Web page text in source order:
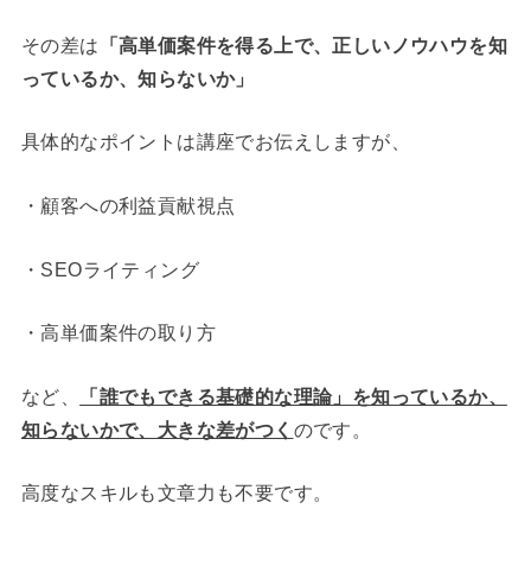
その差は 「高単価案件を得る上で、正しいノウハウを知
っているか、知らないか」
具体的なポイントは講座でお伝えしますが、
・顧客への利益貢献視点
・SEOライティング
・高単価案件の取り方
など、
「誰でもできる基礎的な理論」を知っているか、
知らないかで、大きな差がつく のです。
高度なスキルも文章力も不要です。